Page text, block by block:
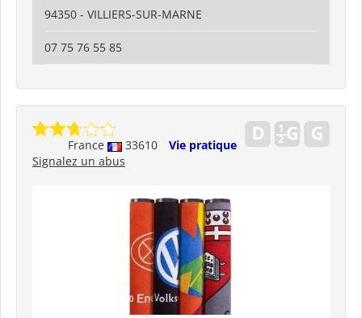
94350 - VILLIERS-SUR-MARNE
07 75 76 55 85
France 33610
Vie pratique
Signalez un abus